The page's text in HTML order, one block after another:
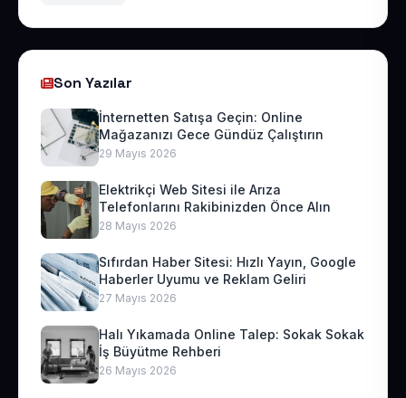
Son Yazılar
İnternetten Satışa Geçin: Online
Mağazanızı Gece Gündüz Çalıştırın
29 Mayıs 2026
Elektrikçi Web Sitesi ile Arıza
Telefonlarını Rakibinizden Önce Alın
28 Mayıs 2026
Sıfırdan Haber Sitesi: Hızlı Yayın, Google
Haberler Uyumu ve Reklam Geliri
27 Mayıs 2026
Halı Yıkamada Online Talep: Sokak Sokak
İş Büyütme Rehberi
26 Mayıs 2026